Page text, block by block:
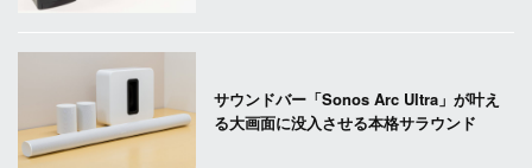
サウンドバー「Sonos Arc Ultra」が叶え
る大画面に没入させる本格サラウンド